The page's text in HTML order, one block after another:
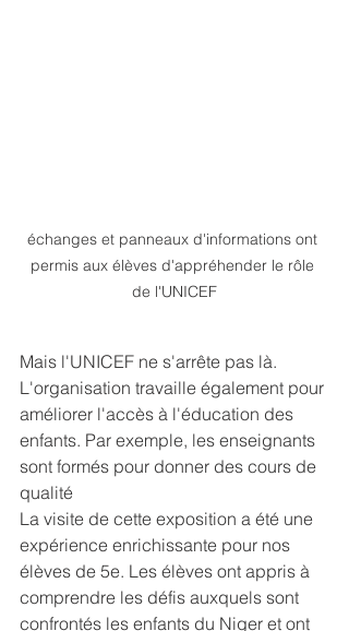
échanges et panneaux d'informations ont
permis aux élèves d'appréhender le rôle
de l'UNICEF
Mais l'UNICEF ne s'arrête pas là.
L'organisation travaille également pour
améliorer l'accès à l'éducation des
enfants. Par exemple, les enseignants
sont formés pour donner des cours de
qualité
La visite de cette exposition a été une
expérience enrichissante pour nos
élèves de 5e. Les élèves ont appris à
comprendre les défis auxquels sont
confrontés les enfants du Niger et ont